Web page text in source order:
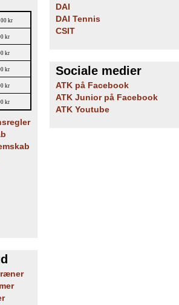
kr
kr
kr
kr
kr
kr
DAI
DAI Tennis
CSIT
Sociale medier
ATK på Facebook
ATK Junior på Facebook
ATK Youtube